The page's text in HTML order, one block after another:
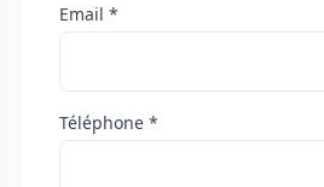
Email *
Téléphone *